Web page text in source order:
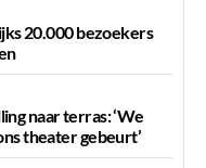
20.000 bezoekers
naar terras: ‘We
theater gebeurt’